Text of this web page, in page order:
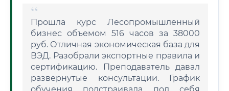
Прошла курс Лесопромышленный
бизнес объемом 516 часов за 38000
руб. Отличная экономическая база для
ВЭД. Разобрали экспортные правила и
сертификацию. Преподаватель давал
развернутые консультации. График